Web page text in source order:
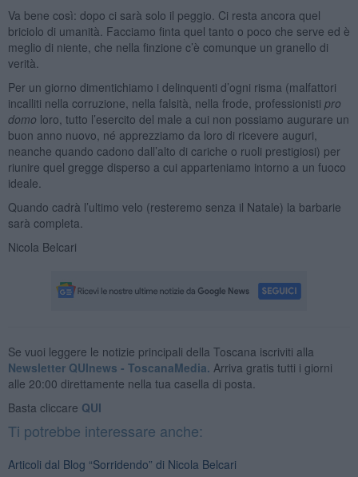
Va bene così: dopo ci sarà solo il peggio. Ci resta ancora quel
briciolo di umanità. Facciamo finta quel tanto o poco che serve ed è
meglio di niente, che nella finzione c’è comunque un granello di
verità.
Per un giorno dimentichiamo i delinquenti d’ogni risma (malfattori
incalliti nella corruzione, nella falsità, nella frode, professionisti pro
domo loro, tutto l’esercito del male a cui non possiamo augurare un
buon anno nuovo, né apprezziamo da loro di ricevere auguri,
neanche quando cadono dall’alto di cariche o ruoli prestigiosi) per
riunire quel gregge disperso a cui apparteniamo intorno a un fuoco
ideale.
Quando cadrà l’ultimo velo (resteremo senza il Natale) la barbarie
sarà completa.
Nicola Belcari
Se vuoi leggere le notizie principali della Toscana iscriviti alla
Newsletter QUInews - ToscanaMedia. Arriva gratis tutti i giorni
alle 20:00 direttamente nella tua casella di posta.
Basta cliccare QUI
Ti potrebbe interessare anche:
Articoli dal Blog “Sorridendo” di Nicola Belcari